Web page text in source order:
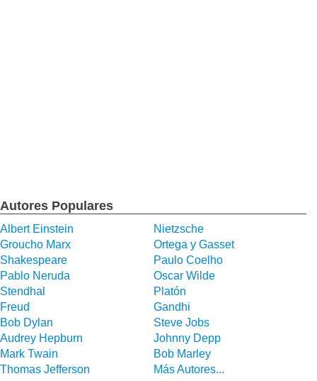
Autores Populares
Albert Einstein
Nietzsche
Groucho Marx
Ortega y Gasset
Shakespeare
Paulo Coelho
Pablo Neruda
Oscar Wilde
Stendhal
Platón
Freud
Gandhi
Bob Dylan
Steve Jobs
Audrey Hepburn
Johnny Depp
Mark Twain
Bob Marley
Thomas Jefferson
Más Autores...